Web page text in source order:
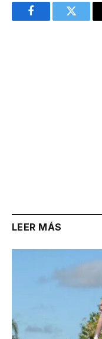
FacebookTwitter
LEER MÁS